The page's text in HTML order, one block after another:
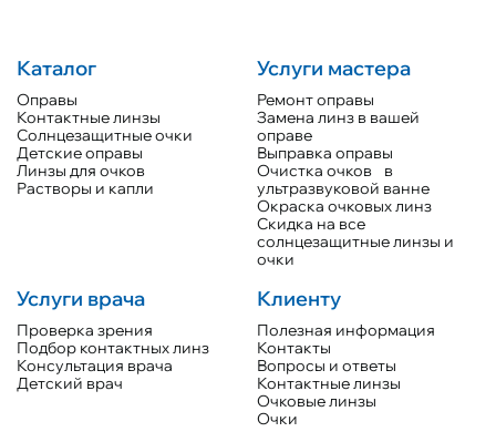
Каталог
Оправы
Контактные линзы
Солнцезащитные очки
Детские оправы
Линзы для очков
Растворы и капли
Услуги мастера
Ремонт оправы
Замена линз в вашей
оправе
Выправка оправы
Очистка очков в
ультразвуковой ванне
Окраска очковых линз
Скидка на все
солнцезащитные линзы и
очки
Услуги врача
Проверка зрения
Подбор контактных линз
Консультация врача
Детский врач
Клиенту
Полезная информация
Контакты
Вопросы и ответы
Контактные линзы
Очковые линзы
Очки